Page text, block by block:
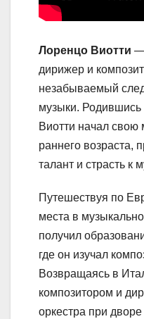
Лоренцо Виотти —
дирижер и
незабываемый
музыки. Родившись
Виотти начал свою
раннего возраста,
талант и страсть к
Путешествуя по
места в
получил
где он изучал
Возвращаясь в
композитором и
оркестра при